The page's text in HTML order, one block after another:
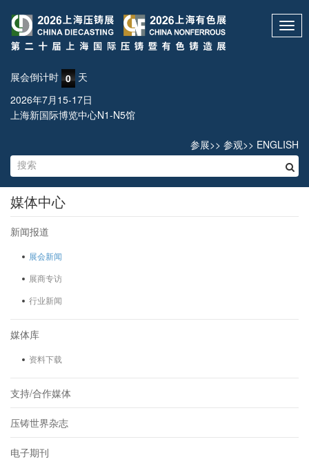
展会倒计时 0 天
2026年7月15-17日
上海新国际博览中心N1-N5馆
参展>> 参观>> ENGLISH
媒体中心
新闻报道
展会新闻
展商专访
行业新闻
媒体库
资料下载
支持/合作媒体
压铸世界杂志
电子期刊